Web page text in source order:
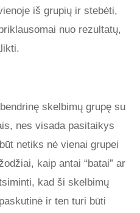
iš grupių ir stebėti,
nuo rezultatų,
skelbimų grupę su
nes visada pasitaikys
netiks nė vienai grupei
kaip antai “batai” ar
kad ši skelbimų
ir ten turi būti